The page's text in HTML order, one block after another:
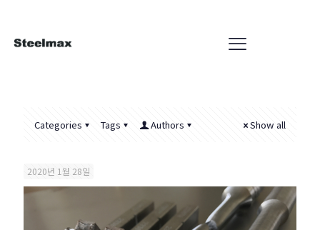
Categories Tags Authors Show all
2020년 1월 28일